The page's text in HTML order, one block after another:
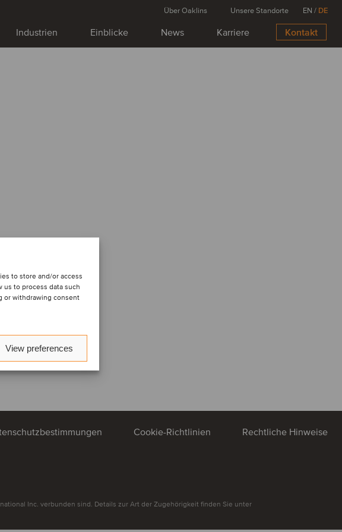
to store and/or access
to process data such
or withdrawing consent
View preferences
Industrien Einblicke News Karriere Kontakt
Über Oaklins Unsere Standorte EN / DE
Cookie-Richtlinien Rechtliche Hinweise
Inc. verbunden sind. Details zur Art der Zugehörigkeit finden Sie unter